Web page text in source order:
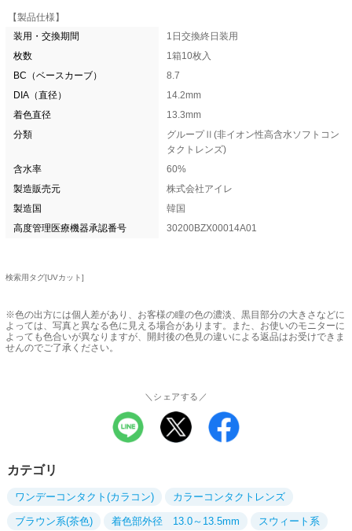
【製品仕様】
装用・交換期間
1日交換終日装用
枚数
1箱10枚入
BC（ベースカーブ）
8.7
DIA（直径）
14.2mm
着色直径
13.3mm
分類
グループⅡ(非イオン性高含水ソフトコン
タクトレンズ)
含水率
60%
製造販売元
株式会社アイレ
製造国
韓国
高度管理医療機器承認番号
30200BZX00014A01
検索用タグ[UVカット]
※色の出方には個人差があり、お客様の瞳の色の濃淡、黒目部分の大きさなどに
よっては、写真と異なる色に見える場合があります。また、お使いのモニターに
よっても色合いが異なりますが、開封後の色見の違いによる返品はお受けできま
せんのでご了承ください。
＼シェアする／
カテゴリ
ワンデーコンタクト(カラコン) カラーコンタクトレンズ
ブラウン系(茶色) 着色部外径 13.0～13.5mm スウィート系